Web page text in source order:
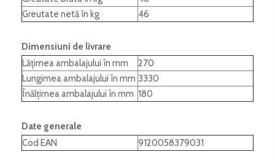
Greutate netă în kg
46
Dimensiuni de livrare
Lățimea ambalajului în mm
270
Lungimea ambalajului în mm 3330
Înălțimea ambalajului în mm 180
Date generale
Cod EAN
9120058379031